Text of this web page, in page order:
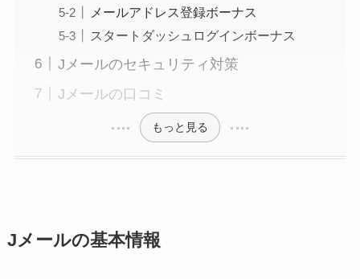
メールアドレス登録ボーナス
スタートダッシュログインボーナス
Jメールのセキュリティ対策
Jメールの口コミ
もっと見る
Jメールの基本情報